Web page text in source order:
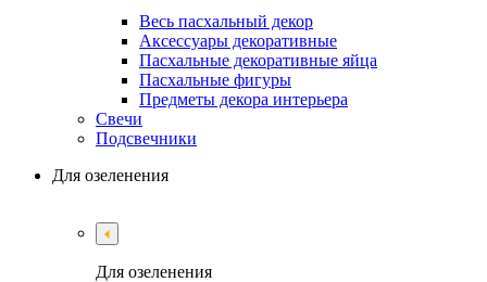
Весь пасхальный декор
Аксессуары декоративные
Пасхальные декоративные яйца
Пасхальные фигуры
Предметы декора интерьера
Свечи
Подсвечники
Для озеленения
Для озеленения